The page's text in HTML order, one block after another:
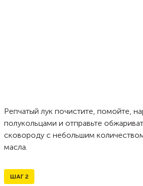
Репчатый лук почистите, помойте,
полукольцами и отправьте
сковороду с небольшим
масла.
ШАГ 2